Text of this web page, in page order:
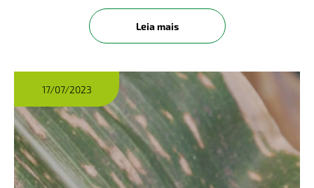
milho podem provocar perdas de até 20% nas
lavoura. ​​Conheça mai
Leia mais
17/07/2023